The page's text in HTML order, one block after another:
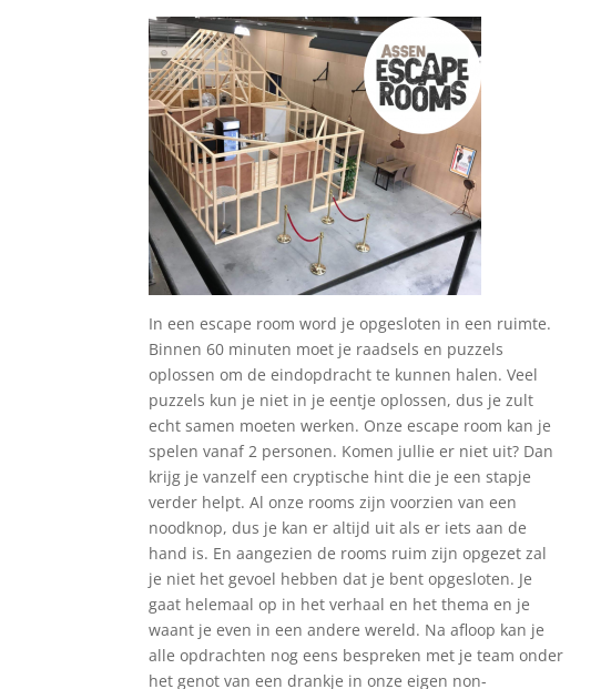
In een escape room word je opgesloten in een ruimte.
Binnen 60 minuten moet je raadsels en puzzels
oplossen om de eindopdracht te kunnen halen. Veel
puzzels kun je niet in je eentje oplossen, dus je zult
echt samen moeten werken. Onze escape room kan je
spelen vanaf 2 personen. Komen jullie er niet uit? Dan
krijg je vanzelf een cryptische hint die je een stapje
verder helpt. Al onze rooms zijn voorzien van een
noodknop, dus je kan er altijd uit als er iets aan de
hand is. En aangezien de rooms ruim zijn opgezet zal
je niet het gevoel hebben dat je bent opgesloten. Je
gaat helemaal op in het verhaal en het thema en je
waant je even in een andere wereld. Na afloop kan je
alle opdrachten nog eens bespreken met je team onder
het genot van een drankje in onze eigen non-